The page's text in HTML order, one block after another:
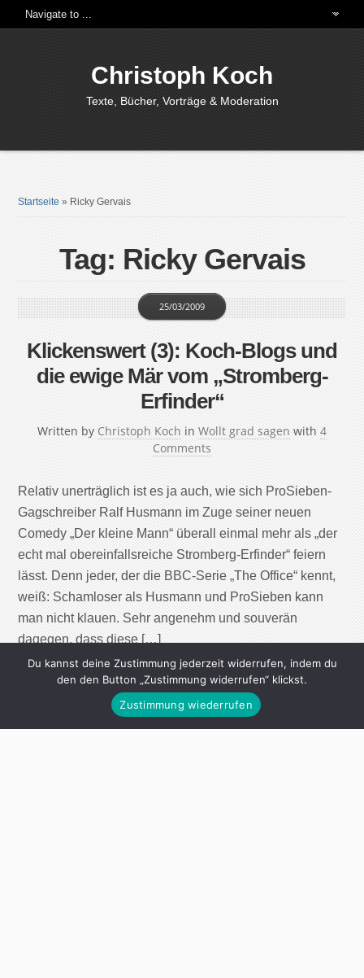
Christoph Koch
Texte, Bücher, Vorträge & Moderation
Startseite » Ricky Gervais
Tag: Ricky Gervais
Klickenswert (3): Koch-Blogs und
die ewige Mär vom „Stromberg-
Erfinder“
Written by Christoph Koch
25/03/2009
in Wollt grad sagen with 4
Comments
Relativ unerträglich ist es ja auch, wie sich ProSieben-
Gagschreiber Ralf Husmann im Zuge seiner neuen
Comedy „Der kleine Mann“ überall einmal mehr als „der
echt mal obereinfallsreiche Stromberg-Erfinder“ feiern
lässt. Denn jeder, der die BBC-Serie „The Office“ kennt,
weiß: Schamloser als Husmann und ProSieben kann
man nicht klauen. Sehr angenehm und souverän
dagegen, dass diese […]
Continue Reading
Du kannst deine Zustimmung jederzeit widerrufen, indem du
den den Button „Zustimmung widerrufen“ klickst.
Zustimmung wiederrufen